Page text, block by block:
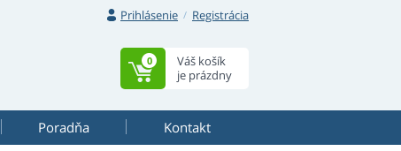
Prihlásenie
Registrácia
Váš košík
je prázdny
0
Poradňa Kontakt